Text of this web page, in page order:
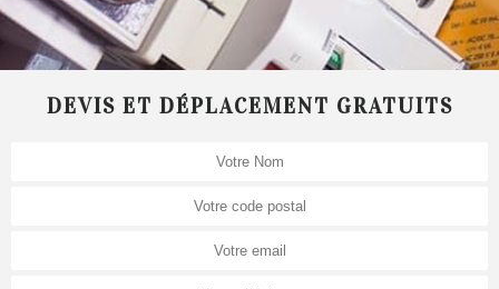
DEVIS ET DÉPLACEMENT GRATUITS